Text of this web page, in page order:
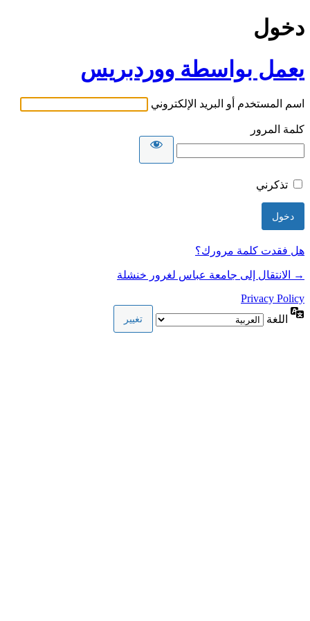
دخول
يعمل بواسطة ووردبريس
اسم المستخدم أو البريد الإلكتروني
كلمة المرور
تذكرني
هل فقدت كلمة مرورك؟
→ الانتقال إلى جامعة عباس لغرور خنشلة
Privacy Policy
اللغة